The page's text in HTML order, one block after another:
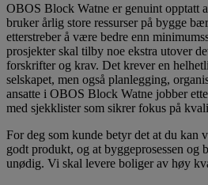
OBOS Block Watne er genuint opptatt
bruker årlig store ressurser på bygge
etterstreber å være bedre enn
prosjekter skal tilby noe ekstra utover
forskrifter og krav. Det krever en
selskapet, men også planlegging,
ansatte i OBOS Block Watne jobber
med sjekklister som sikrer fokus på
For deg som kunde betyr det at du kan
godt produkt, og at byggeprosessen og
unødig. Vi skal levere boliger av høy